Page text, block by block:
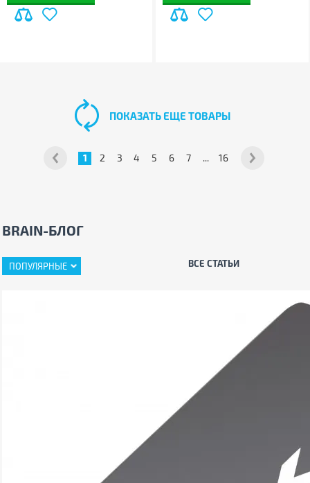
1 2 3 4 5 6 7 ... 16
ПОКАЗАТЬ ЕЩЕ ТОВАРЫ
BRAIN-БЛОГ
ПОПУЛЯРНЫЕ ВСЕ СТАТЬИ